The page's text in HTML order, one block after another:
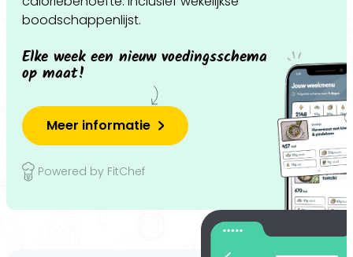
boodschappenlijst.
Elke week een nieuw voedingsschema
op maat!
Meer informatie
Powered by FitChef